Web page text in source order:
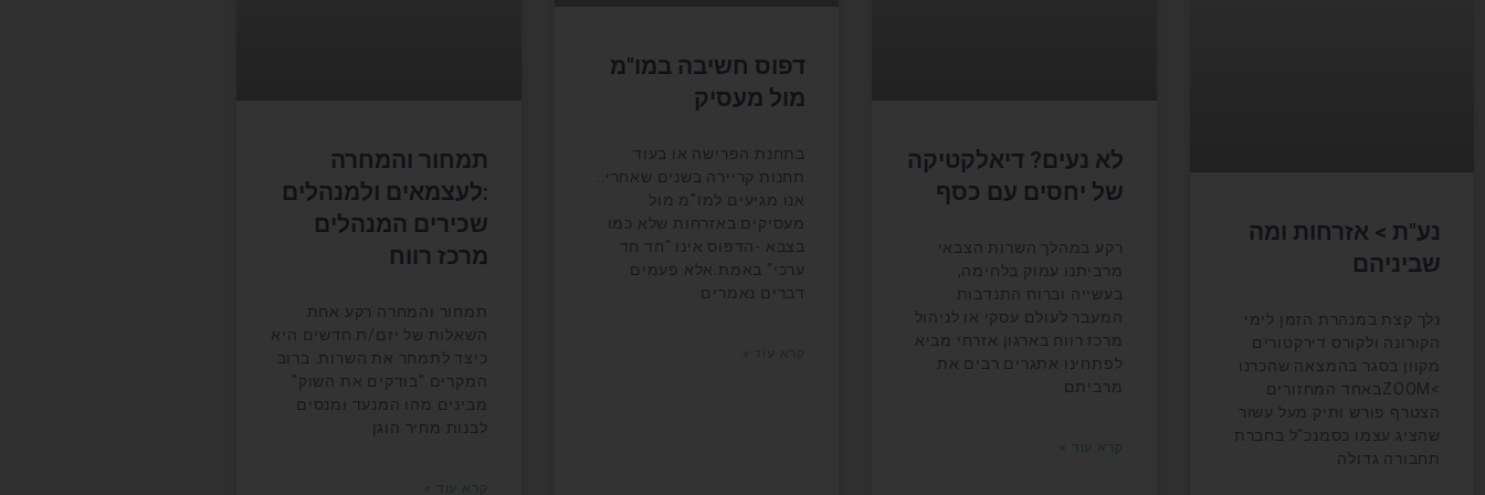
נע"ת > אזרחות ומה
שביניהם
נלך קצת במנהרת הזמן לימי
הקורונה ולקורס דירקטורים
מקוון בסגר בהמצאה שהכרנו
>ZOOMבאחד המחזורים
הצטרף פורש ותיק מעל עשור
שהציג עצמו כסמנכ"ל בחברת
תחבורה גדולה
לא נעים? דיאלקטיקה
של יחסים עם כסף
רקע במהלך השרות הצבאי
מרביתנו עמוק בלחימה,
בעשייה וברוח התנדבות
המעבר לעולם עסקי או לניהול
מרכז רווח בארגון אזרחי מביא
לפתחינו אתגרים רבים את
מרביתם
קרא עוד »
דפוס חשיבה במו"מ
מול מעסיק
בתחנת הפרישה או בעוד
תחנות קריירה בשנים שאחרי..
אנו מגיעים למו"מ מול
מעסיקים.באזרחות שלא כמו
בצבא -הדפוס אינו "חד חד
ערכי" באמת.אלא פעמים
דברים נאמרים
קרא עוד »
תמחור והמחרה
:לעצמאים ולמנהלים
שכירים המנהלים
מרכז רווח
תמחור והמחרה רקע אחת
השאלות של יזם/ת חדשים היא
כיצד לתמחר את השרות. ברוב
המקרים "בודקים את השוק"
מבינים מהו המנעד ומנסים
לבנות מחיר הוגן
קרא עוד »